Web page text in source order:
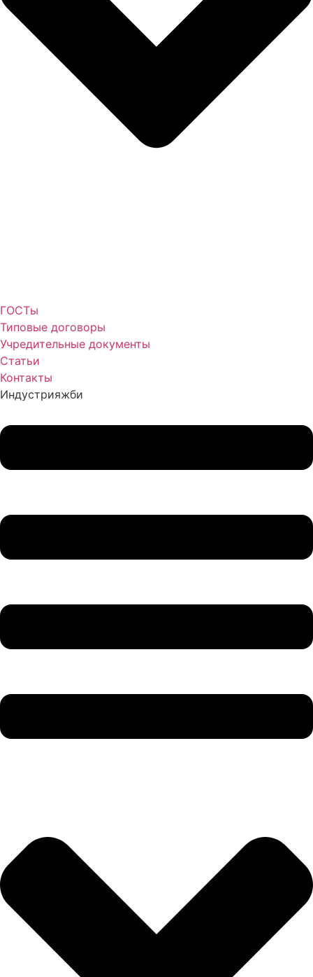
ГОСТы
Типовые договоры
Учредительные документы
Статьи
Контакты
Индустрияжби